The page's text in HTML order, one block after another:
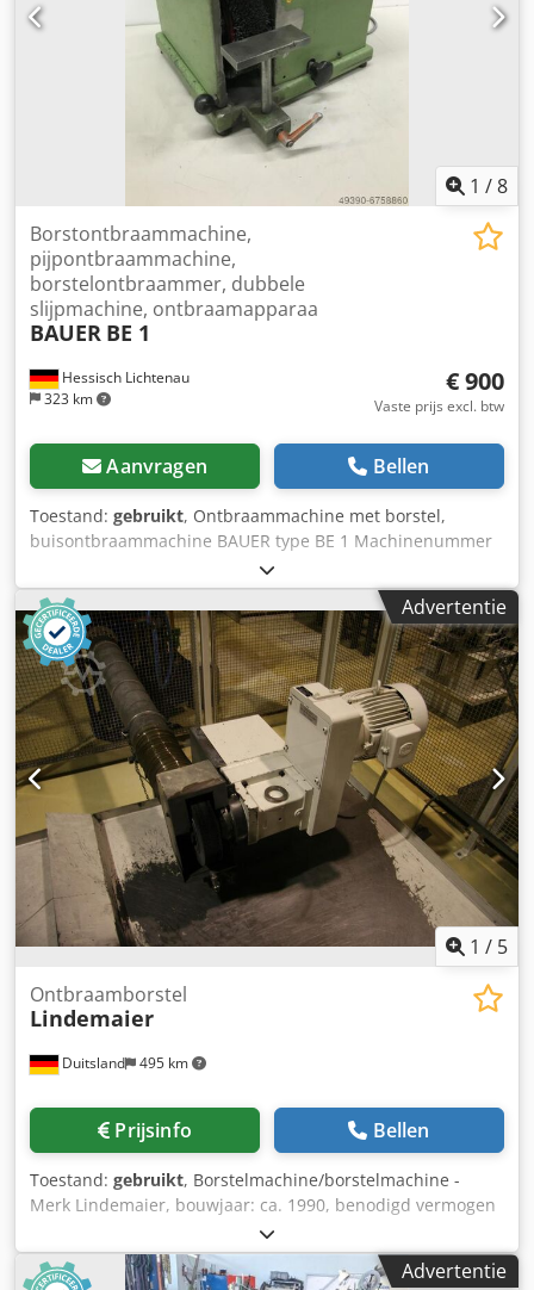
1 /8
Hessisch Lichtenau
323 km
Borstontbraammachine,
pijpontbraammachine,
borstelontbraammer, dubbele
slijpmachine, ontbraamapparaa
BAUER BE 1
€ 900
Vaste prijs excl. btw
Aanvragen Bellen
Toestand: gebruikt, Ontbraammachine met borstel,
buisontbraammachine BAUER type BE 1 Machinenummer
29 Bouwjaar 1992 Borsteldiameter 250 mm Borstelbreedte
25 - 55 mm Toerental 1500 / 3000 tpm Cedpfx
Aohrkrpjdhoha Vermogen 2,2 / 3 kW Netspanning 380 Volt,
50 Hz - Materiaalopleg Benodigde ruimte (L x B x H) 500 x
450 x 440 mm Gewicht 45 kg goede staat
Advertentie
1 / 5
Duitsland 495 km
Ontbraamborstel
Lindemaier
Prijsinfo Bellen
Toestand: gebruikt, Borstelmachine/borstelmachine -
Merk Lindemaier, bouwjaar: ca. 1990, benodigd vermogen
7,5 kW, afmetingen: L:1.0 x B:0.80 x H:1.25m, gewicht ca. 48
kg - Borstel Ø 300 x Ø 50x50mm type K 180 -
Motortoerental 2920 rpm, zuigmond Ø 180mm Chodpfxeu
Advertentie